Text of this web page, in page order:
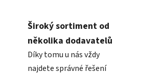
Široký sortiment od
několika dodavatelů
Díky tomu u nás vždy
najdete správné řešení